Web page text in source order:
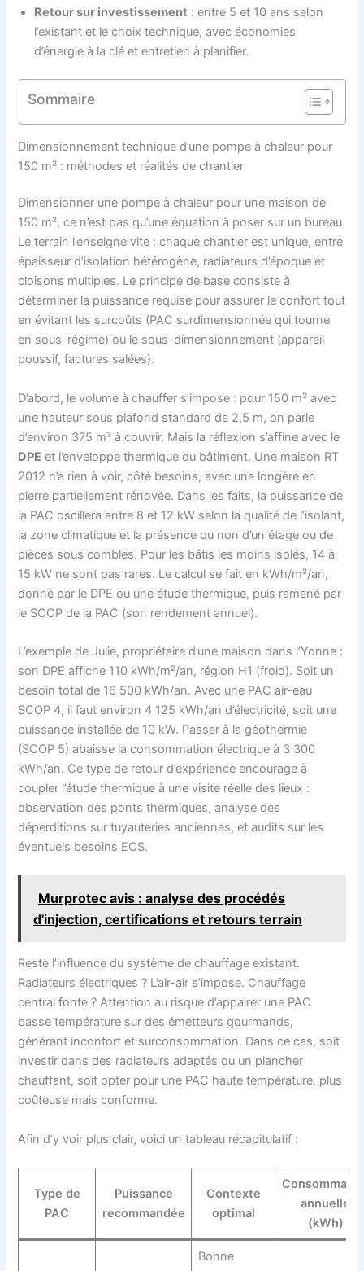
Retour sur investissement : entre 5 et 10 ans selon
l’existant et le choix technique, avec économies
d’énergie à la clé et entretien à planifier.
Sommaire
Dimensionnement technique d’une pompe à chaleur pour
150 m² : méthodes et réalités de chantier
Dimensionner une pompe à chaleur pour une maison de
150 m², ce n’est pas qu’une équation à poser sur un bureau.
Le terrain l’enseigne vite : chaque chantier est unique, entre
épaisseur d’isolation hétérogène, radiateurs d’époque et
cloisons multiples. Le principe de base consiste à
déterminer la puissance requise pour assurer le confort tout
en évitant les surcoûts (PAC surdimensionnée qui tourne
en sous-régime) ou le sous-dimensionnement (appareil
poussif, factures salées).
D’abord, le volume à chauffer s’impose : pour 150 m² avec
une hauteur sous plafond standard de 2,5 m, on parle
d’environ 375 m³ à couvrir. Mais la réflexion s’affine avec le
DPE et l’enveloppe thermique du bâtiment. Une maison RT
2012 n’a rien à voir, côté besoins, avec une longère en
pierre partiellement rénovée. Dans les faits, la puissance de
la PAC oscillera entre 8 et 12 kW selon la qualité de l’isolant,
la zone climatique et la présence ou non d’un étage ou de
pièces sous combles. Pour les bâtis les moins isolés, 14 à
15 kW ne sont pas rares. Le calcul se fait en kWh/m²/an,
donné par le DPE ou une étude thermique, puis ramené par
le SCOP de la PAC (son rendement annuel).
L’exemple de Julie, propriétaire d’une maison dans l’Yonne :
son DPE affiche 110 kWh/m²/an, région H1 (froid). Soit un
besoin total de 16 500 kWh/an. Avec une PAC air-eau
SCOP 4, il faut environ 4 125 kWh/an d’électricité, soit une
puissance installée de 10 kW. Passer à la géothermie
(SCOP 5) abaisse la consommation électrique à 3 300
kWh/an. Ce type de retour d’expérience encourage à
coupler l’étude thermique à une visite réelle des lieux :
observation des ponts thermiques, analyse des
déperditions sur tuyauteries anciennes, et audits sur les
éventuels besoins ECS.
Murprotec avis : analyse des procédés
d'injection, certifications et retours terrain
Reste l’influence du système de chauffage existant.
Radiateurs électriques ? L’air-air s’impose. Chauffage
central fonte ? Attention au risque d’appairer une PAC
basse température sur des émetteurs gourmands,
générant inconfort et surconsommation. Dans ce cas, soit
investir dans des radiateurs adaptés ou un plancher
chauffant, soit opter pour une PAC haute température, plus
coûteuse mais conforme.
Afin d’y voir plus clair, voici un tableau récapitulatif :
Type de
PAC
Puissance
recommandée
Contexte
optimal
annuelle
(kWh)
Bonne